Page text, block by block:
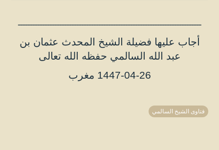
ـــــــــــــــــــــــــــــــــــــــــــــــــــــــــــــــــــــــــــ
أجاب عليها فضيلة الشيخ المحدث عثمان بن
عبد الله السالمي حفظه الله تعالى
1447-04-26 مغرب
فتاوى الشيخ السالمي